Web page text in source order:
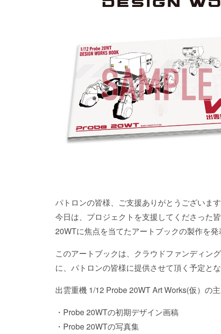
パトロンの皆様、ご支援ありがとうございま
今日は、プロジェクトを支援してくださった
20WTに焦点を当てたアートブックの製作を
このアートブックは、クラウドファンディン
に、パトロンの皆様に提供させて頂く予定と
出雲重機 1/12 Probe 20WT Art Works(仮）の
・Probe 20WTの初期デザイン画稿
・Probe 20WTの写真集